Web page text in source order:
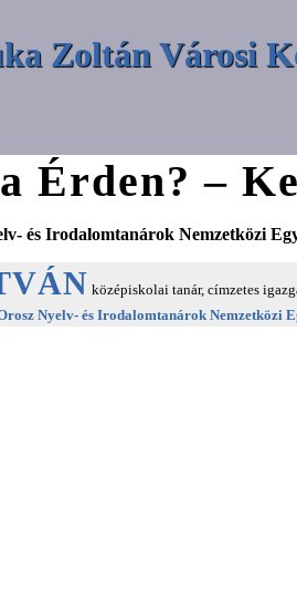
Zoltán Városi
Érden? –
és Irodalomtanárok Nemzetközi
középiskolai tanár, címzetes
Nyelv- és Irodalomtanárok Nemzetközi